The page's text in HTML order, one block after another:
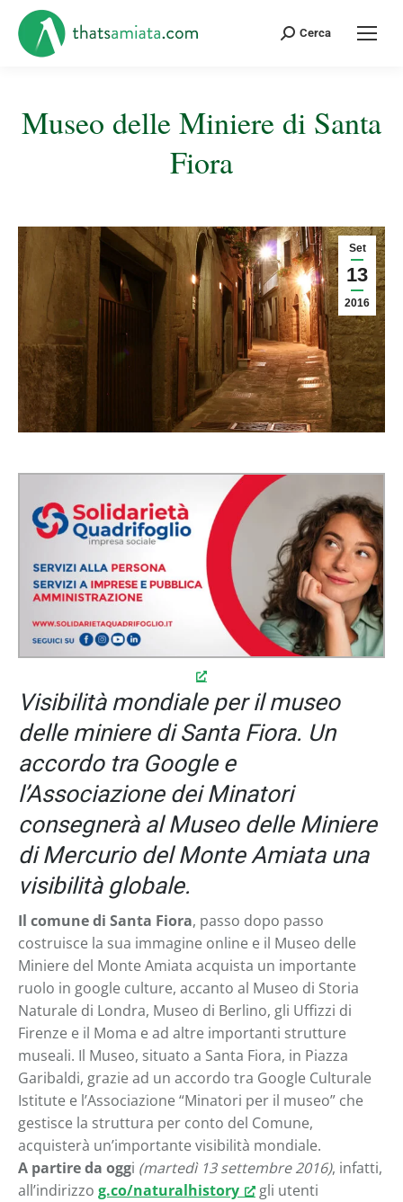
Cerca:
Cerca
Museo delle Miniere di Santa
Fiora
Set
13
2016
Visibilità mondiale per il museo
delle miniere di Santa Fiora. Un
accordo tra Google e
l’Associazione dei Minatori
consegnerà al Museo delle Miniere
di Mercurio del Monte Amiata una
visibilità globale.
Il comune di Santa Fiora, passo dopo passo
costruisce la sua immagine online e il Museo delle
Miniere del Monte Amiata acquista un importante
ruolo in google culture, accanto al Museo di Storia
Naturale di Londra, Museo di Berlino, gli Uffizzi di
Firenze e il Moma e ad altre importanti strutture
museali. Il Museo, situato a Santa Fiora, in Piazza
Garibaldi, grazie ad un accordo tra Google Culturale
Istitute e l’Associazione “Minatori per il museo” che
gestisce la struttura per conto del Comune,
acquisterà un’importante visibilità mondiale.
A partire da oggi (martedì 13 settembre 2016), infatti,
all’indirizzo g.co/naturalhistory
gli utenti